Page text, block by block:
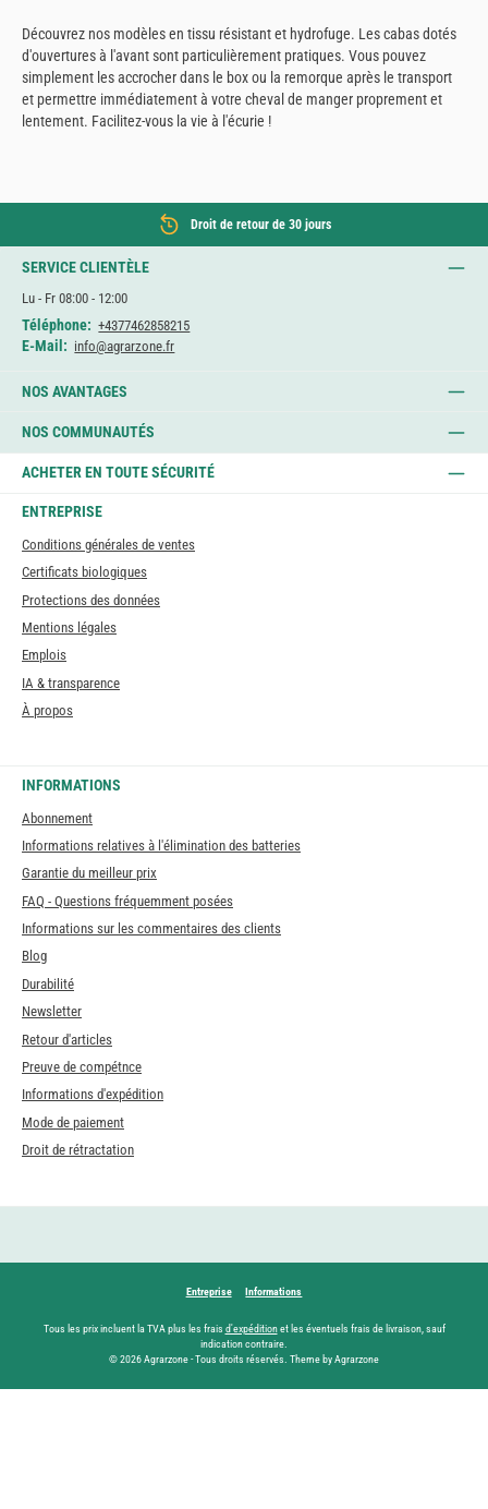
Découvrez nos modèles en tissu résistant et hydrofuge. Les cabas dotés
d'ouvertures à l'avant sont particulièrement pratiques. Vous pouvez
simplement les accrocher dans le box ou la remorque après le transport
et permettre immédiatement à votre cheval de manger proprement et
lentement. Facilitez-vous la vie à l'écurie !
Droit de retour de 30 jours
SERVICE CLIENTÈLE
Lu - Fr 08:00 - 12:00
Téléphone: +4377462858215
E-Mail: info@agrarzone.fr
NOS AVANTAGES
NOS COMMUNAUTÉS
ACHETER EN TOUTE SÉCURITÉ
ENTREPRISE
Conditions générales de ventes
Certificats biologiques
Protections des données
Mentions légales
Emplois
IA & transparence
À propos
INFORMATIONS
Abonnement
Informations relatives à l'élimination des batteries
Garantie du meilleur prix
FAQ - Questions fréquemment posées
Informations sur les commentaires des clients
Blog
Durabilité
Newsletter
Retour d'articles
Preuve de compétnce
Informations d'expédition
Mode de paiement
Droit de rétractation
Entreprise Informations
Tous les prix incluent la TVA plus les frais d'expéditionet les éventuels frais de livraison, sauf
indication contraire.
© 2026 Agrarzone - Tous droits réservés. Theme by Agrarzone